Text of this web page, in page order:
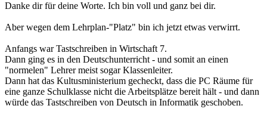
Danke dir für deine Worte. Ich bin voll und ganz bei dir.
Aber wegen dem Lehrplan-"Platz" bin ich jetzt etwas verwirrt.
Anfangs war Tastschreiben in Wirtschaft 7.
Dann ging es in den Deutschunterricht - und somit an einen
"normelen" Lehrer meist sogar Klassenleiter.
Dann hat das Kultusministerium gecheckt, dass die PC Räume für
eine ganze Schulklasse nicht die Arbeitsplätze bereit hält - und dann
würde das Tastschreiben von Deutsch in Informatik geschoben.